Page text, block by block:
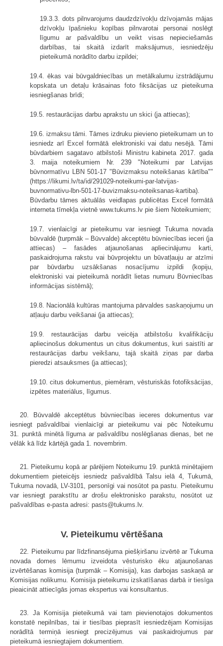
19.3.3. dots pilnvarojums daudzdzīvokļu dzīvojamās mājas
dzīvokļu īpašnieku kopības pilnvarotai personai noslēgt
līgumu ar pašvaldību un veikt visas nepieciešamās
darbības, tai skaitā izdarīt maksājumus, iesniedzēju
pieteikumā norādīto darbu izpildei;
19.4. ēkas vai būvgaldniecības un metālkalumu izstrādājumu
kopskata un detaļu krāsainas foto fiksācijas uz pieteikuma
iesniegšanas brīdi;
19.5. restaurācijas darbu aprakstu un skici (ja attiecas);
19.6. izmaksu tāmi. Tāmes izdruku pievieno pieteikumam un to
iesniedz arī Excel formātā elektroniski vai datu nesējā. Tāmi
būvdarbiem sagatavo atbilstoši Ministru kabineta 2017. gada
3. maija noteikumiem Nr. 239 "Noteikumi par Latvijas
būvnormatīvu LBN 501-17 "Būvizmaksu noteikšanas kārtība""
(https://likumi.lv/ta/id/291029-noteikumi-par-latvijas-
buvnormativu-lbn-501-17-buvizmaksu-noteiksanas-kartiba).
Būvdarbu tāmes aktuālās veidlapas publicētas Excel formātā
interneta tīmekļa vietnē www.tukums.lv pie šiem Noteikumiem;
19.7. vienlaicīgi ar pieteikumu var iesniegt Tukuma novada
būvvaldē (turpmāk – Būvvalde) akceptētu būvniecības ieceri (ja
attiecas) – fasādes atjaunošanas apliecinājumu karti,
paskaidrojuma rakstu vai būvprojektu un būvatļauju ar atzīmi
par būvdarbu uzsākšanas nosacījumu izpildi (kopiju,
elektroniski vai pieteikumā norādīt lietas numuru Būvniecības
informācijas sistēmā);
19.8. Nacionālā kultūras mantojuma pārvaldes saskaņojumu un
atļauju darbu veikšanai (ja attiecas);
19.9. restaurācijas darbu veicēja atbilstošu kvalifikāciju
apliecinošus dokumentus un citus dokumentus, kuri saistīti ar
restaurācijas darbu veikšanu, tajā skaitā ziņas par darba
pieredzi atsauksmes (ja attiecas);
19.10. citus dokumentus, piemēram, vēsturiskās fotofiksācijas,
izpētes materiālus, līgumus.
20. Būvvaldē akceptētus būvniecības ieceres dokumentus var
iesniegt pašvaldībai vienlaicīgi ar pieteikumu vai pēc Noteikumu
31. punktā minētā līguma ar pašvaldību noslēgšanas dienas, bet ne
vēlāk kā līdz kārtējā gada 1. novembrim.
21. Pieteikumu kopā ar pārējiem Noteikumu 19. punktā minētajiem
dokumentiem pieteicējs iesniedz pašvaldībā Talsu ielā 4, Tukumā,
Tukuma novadā, LV-3101, personīgi vai nosūtot pa pastu. Pieteikumu
var iesniegt parakstītu ar drošu elektronisko parakstu, nosūtot uz
pašvaldības e-pasta adresi: pasts@tukums.lv.
V. Pieteikumu vērtēšana
22. Pieteikumu par līdzfinansējuma piešķiršanu izvērtē ar Tukuma
novada domes lēmumu izveidota vēsturisko ēku atjaunošanas
izvērtēšanas komisija (turpmāk – Komisija), kas darbojas saskaņā ar
Komisijas nolikumu. Komisija pieteikumu izskatīšanas darbā ir tiesīga
pieaicināt attiecīgās jomas ekspertus vai konsultantus.
23. Ja Komisija pieteikumā vai tam pievienotajos dokumentos
konstatē nepilnības, tai ir tiesības pieprasīt iesniedzējam Komisijas
norādītā termiņā iesniegt precizējumus vai paskaidrojumus par
pieteikumā iesniegtajiem dokumentiem.